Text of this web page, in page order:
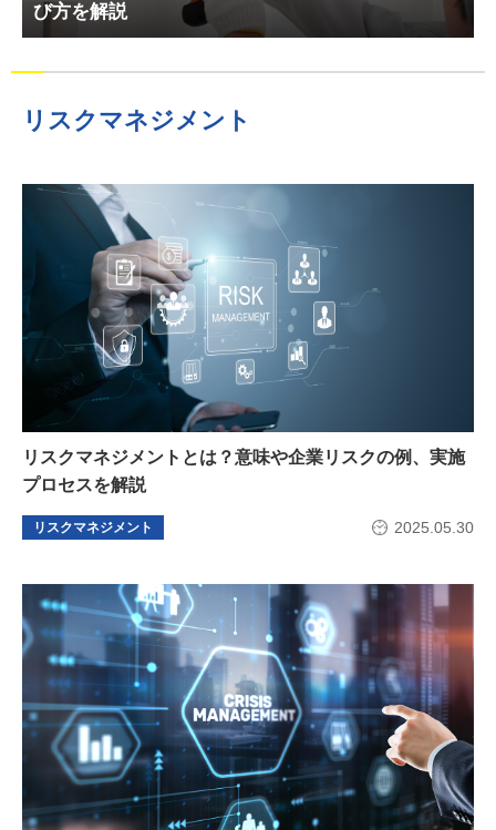
び方を解説
リスクマネジメント
リスクマネジメントとは？意味や企業リスクの例、実施
プロセスを解説
リスクマネジメント 2025.05.30